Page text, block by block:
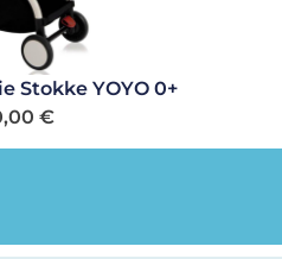
Stokke YOYO 0+
€